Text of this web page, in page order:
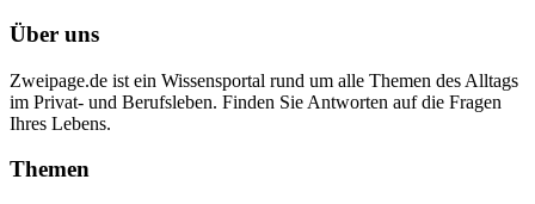
Über uns
Zweipage.de ist ein Wissensportal rund um alle Themen des Alltags
im Privat- und Berufsleben. Finden Sie Antworten auf die Fragen
Ihres Lebens.
Themen